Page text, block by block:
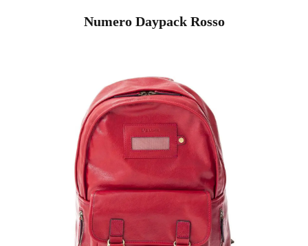
Numero Daypack Rosso